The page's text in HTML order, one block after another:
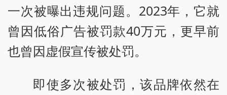
一次被曝出违规问题。2023年，它就
曾因低俗广告被罚款40万元，更早前
也曾因虚假宣传被处罚。
即使多次被处罚，该品牌依然在